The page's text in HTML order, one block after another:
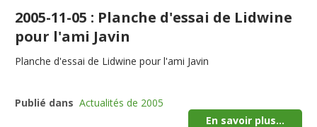
2005-11-05 : Planche d'essai de Lidwine
pour l'ami Javin
Planche d'essai de Lidwine pour l'ami Javin
Publié dans Actualités de 2005
En savoir plus...